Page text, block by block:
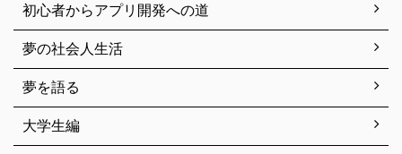
初心者からアプリ開発への道
夢の社会人生活
夢を語る
大学生編